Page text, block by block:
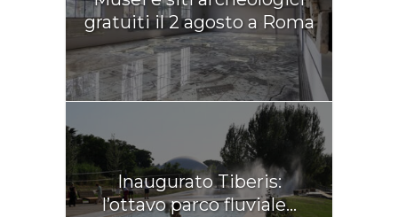
gratuiti il 2 agosto a Roma
Inaugurato Tiberis:
l’ottavo parco fluviale...